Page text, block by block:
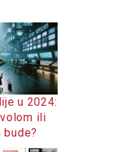
u 2024:
ili